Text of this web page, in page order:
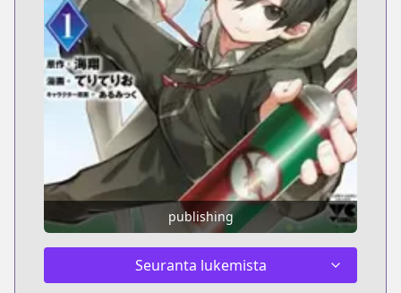
publishing
Seuranta lukemista